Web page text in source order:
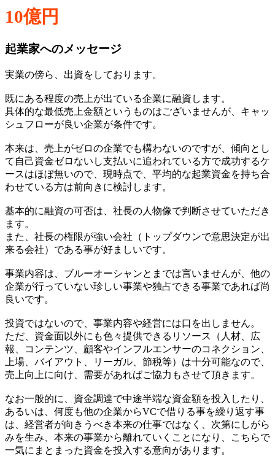
10億円
起業家へのメッセージ
実業の傍ら、出資をしております。
既にある程度の売上が出ている企業に融資します。
具体的な最低売上金額というものはございませんが、キャッ
シュフローが良い企業が条件です。
本来は、売上がゼロの企業でも構わないのですが、傾向とし
て自己資金ゼロないし支払いに追われている方で成功するケ
ースはほぼ無いので、現時点で、平均的な起業資金を持ち合
わせている方は前向きに検討します。
基本的に融資の可否は、社長の人物像で判断させていただき
ます。
また、社長の権限が強い会社（トップダウンで意思決定が出
来る会社）である事が好ましいです。
事業内容は、ブルーオーシャンとまでは言いませんが、他の
企業が行っていない珍しい事業や独占できる事業であれば尚
良いです。
投資ではないので、事業内容や経営には口を出しません。
ただ、資金面以外にも色々提供できるリソース（人材、広
報、コンテンツ、顧客やインフルエンサーのコネクション、
上場、バイアウト、リーガル、節税等）は十分可能なので、
売上向上に向け、需要があればご協力もさせて頂きます。
なお一般的に、資金調達で中途半端な資金額を投入したり、
あるいは、何度も他の企業からVCで借りる事を繰り返す事
は、経営者が向きうべき本来の仕事ではなく、次第にしがら
みを生み、本来の事業から離れていくことになり、こちらで
一気にまとまった資金を投入する意向があります。